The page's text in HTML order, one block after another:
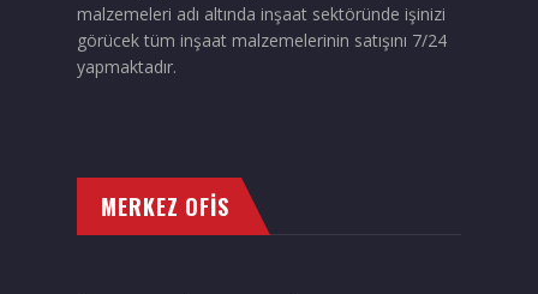
malzemeleri adı altında inşaat sektöründe işinizi
görücek tüm inşaat malzemelerinin satışını 7/24
yapmaktadır.
MERKEZ OFİS